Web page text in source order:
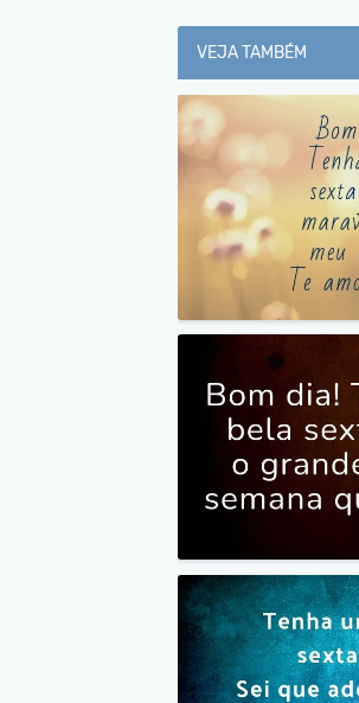
VEJA TAMBÉM